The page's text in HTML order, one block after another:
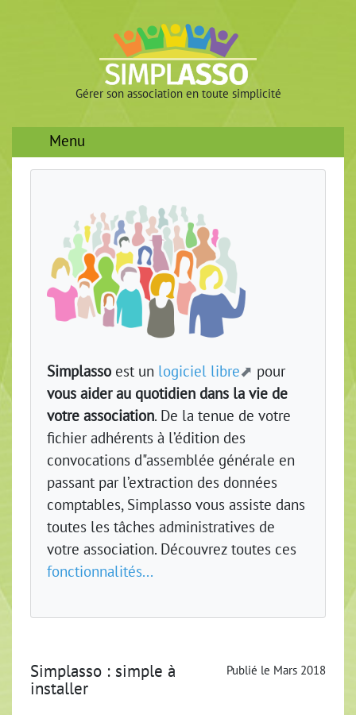
Gérer son association en toute simplicité
Menu
Simplassoest un logiciel libre
pour
vous aider au quotidien dans la vie de
votre association. De la tenue de votre
fichier adhérents à l’édition des
convocations d"assemblée générale en
passant par l’extraction des données
comptables, Simplasso vous assiste dans
toutes les tâches administratives de
votre association. Découvrez toutes ces
fonctionnalités...
Publié le Mars 2018
Simplasso : simple à
installer